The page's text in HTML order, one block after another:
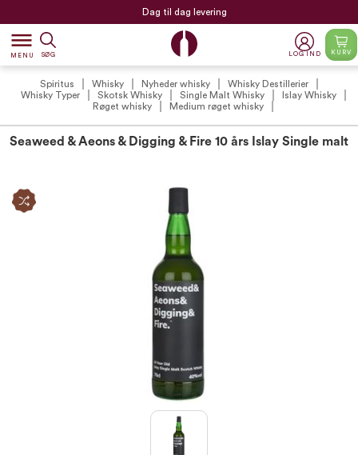
Dag til dag levering
dehaze
MENU SØG LOG IND KURV
Spiritus Whisky Nyheder whisky
Whisky Destillerier
Whisky Typer
Skotsk Whisky Single Malt Whisky
Islay Whisky
Røget whisky
Medium røget whisky
Seaweed & Aeons & Digging & Fire 10 års Islay Single malt